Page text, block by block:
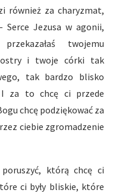
również za charyzmat,
Jezusa w agonii,
twojemu
i twoje córki tak
tak bardzo blisko
I za to chcę ci przede
chcę podziękować za
ciebie zgromadzenie
którą chcę ci
ci były bliskie, które